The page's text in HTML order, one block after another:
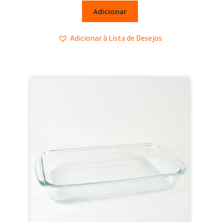
Adicionar
Adicionar à Lista de Desejos